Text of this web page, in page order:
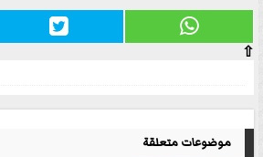
⇧
موضوعات متعلقة